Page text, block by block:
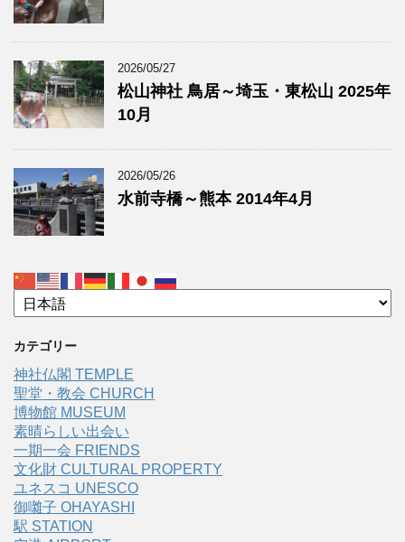
2026/05/27
松山神社 鳥居～埼玉・東松山 2025年
10月
2026/05/26
水前寺橋～熊本 2014年4月
カテゴリー
神社仏閣 TEMPLE
聖堂・教会 CHURCH
博物館 MUSEUM
素晴らしい出会い
一期一会 FRIENDS
文化財 CULTURAL PROPERTY
ユネスコ UNESCO
御囃子 OHAYASHI
駅 STATION